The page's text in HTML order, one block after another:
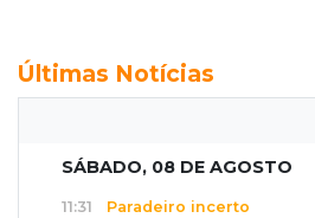
Últimas Notícias
SÁBADO, 08 DE AGOSTO
11:31 Paradeiro incerto